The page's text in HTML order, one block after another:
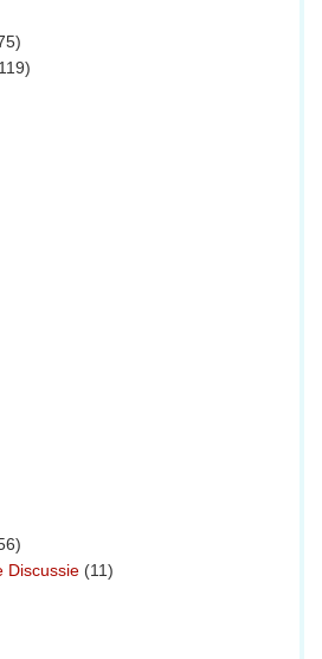
Discussie (11)